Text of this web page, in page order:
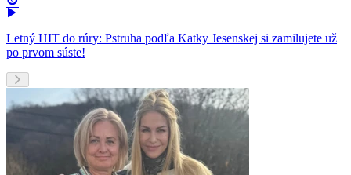
Letný HIT do rúry: Pstruha podľa Katky Jesenskej si zamilujete už
po prvom súste!